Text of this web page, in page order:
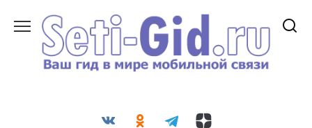
содержанию